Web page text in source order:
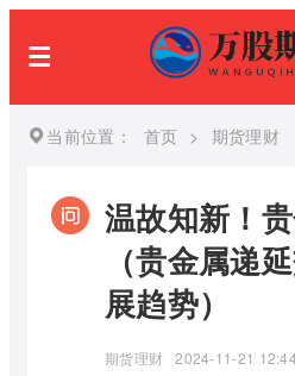
当前位置： 首页 > 期货理财
温故知新！
（贵金属递
展趋势）
期货理财 2024-11-21